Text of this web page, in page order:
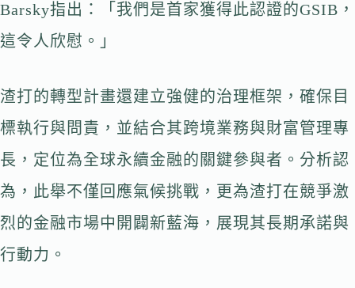
Barsky指出：「我們是首家獲得此認證的GSIB，
這令人欣慰。」
渣打的轉型計畫還建立強健的治理框架，確保目
標執行與問責，並結合其跨境業務與財富管理專
長，定位為全球永續金融的關鍵參與者。分析認
為，此舉不僅回應氣候挑戰，更為渣打在競爭激
烈的金融市場中開闢新藍海，展現其長期承諾與
行動力。